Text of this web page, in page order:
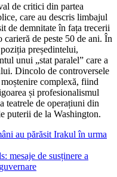
de critici din partea
care au descris limbajul
de demnitate în fața trecerii
de peste 50 de ani. În
președintelui,
unui „stat paralel” care a
Dincolo de controversele
complexă, fiind
și profesionalismul
teatrele de operațiuni din
puterii de la Washington.
au părăsit Irakul în urma
mesaje de susținere a